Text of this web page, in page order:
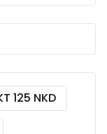
125 NKD